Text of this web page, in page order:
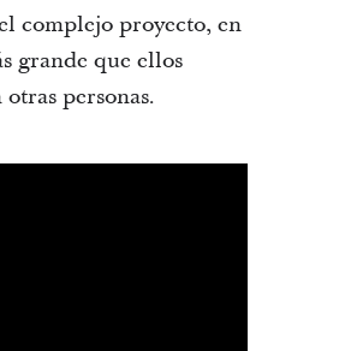
complejo proyecto, en
grande que ellos
personas.